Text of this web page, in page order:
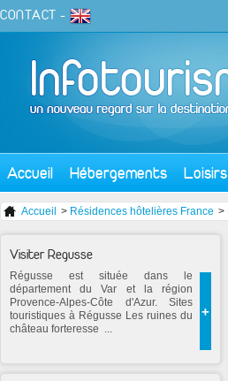
CONTACT -
Accueil Hébergements Loisirs
Accueil > Résidences hôtelières France >
Visiter Regusse
+
Régusse est située dans le
département du Var et la région
Provence-Alpes-Côte d'Azur. Sites
touristiques à Régusse Les ruines du
château forteresse ...